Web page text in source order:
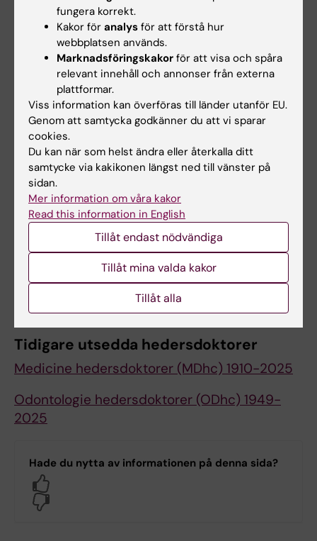
Charles Perou har bidragit till att förändra
synen på och behandlingen av bröstcancer
genom att identifiera olika molekylära typer av
sjukdomen. Denna upptäckt har haft stor
betydelse eftersom den visat att bröstcancer
inte är en enhetlig sjukdom utan består av
flera skilda former som kan kräva olika
behandlingar. Detta har lett till mer träffsäkra
terapier och förbättrade prognoser för
patienter i Sverige och internationellt.
Hans arbete har även haft stor påverkan på
cancerforskningen vid Karolinska Institutet
och varit en drivande kraft i utvecklingen av
precisionsmedicin
Pressmeddelande
Tidigare utsedda hedersdoktorer
Medicine hedersdoktorer (MDhc) 1910-2025
Odontologie hedersdoktorer (ODhc) 1949-
2025
Hade du nytta av informationen på denna sida?
fungera korrekt.
Kakor för analys för att förstå hur
webbplatsen används.
Marknadsföringskakor för att visa och spåra
relevant innehåll och annonser från externa
plattformar.
Viss information kan överföras till länder utanför EU.
Genom att samtycka godkänner du att vi sparar
cookies.
Du kan när som helst ändra eller återkalla ditt
samtycke via kakikonen längst ned till vänster på
sidan.
Mer information om våra kakor
Read this information in English
Tillåt endast nödvändiga
Tillåt mina valda kakor
Tillåt alla